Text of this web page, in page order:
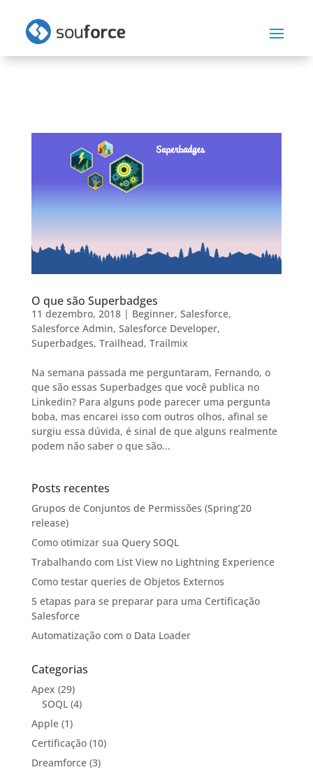
O que são Superbadges
11 dezembro, 2018| Beginner, Salesforce,
Salesforce Admin, Salesforce Developer,
Superbadges, Trailhead, Trailmix
Na semana passada me perguntaram, Fernando, o
que são essas Superbadges que você publica no
Linkedin? Para alguns pode parecer uma pergunta
boba, mas encarei isso com outros olhos, afinal se
surgiu essa dúvida, é sinal de que alguns realmente
podem não saber o que são...
Posts recentes
Grupos de Conjuntos de Permissões (Spring’20
release)
Como otimizar sua Query SOQL
Trabalhando com List View no Lightning Experience
Como testar queries de Objetos Externos
5 etapas para se preparar para uma Certificação
Salesforce
Automatização com o Data Loader
Categorias
Apex (29)
SOQL(4)
Apple(1)
Certificação(10)
Dreamforce(3)